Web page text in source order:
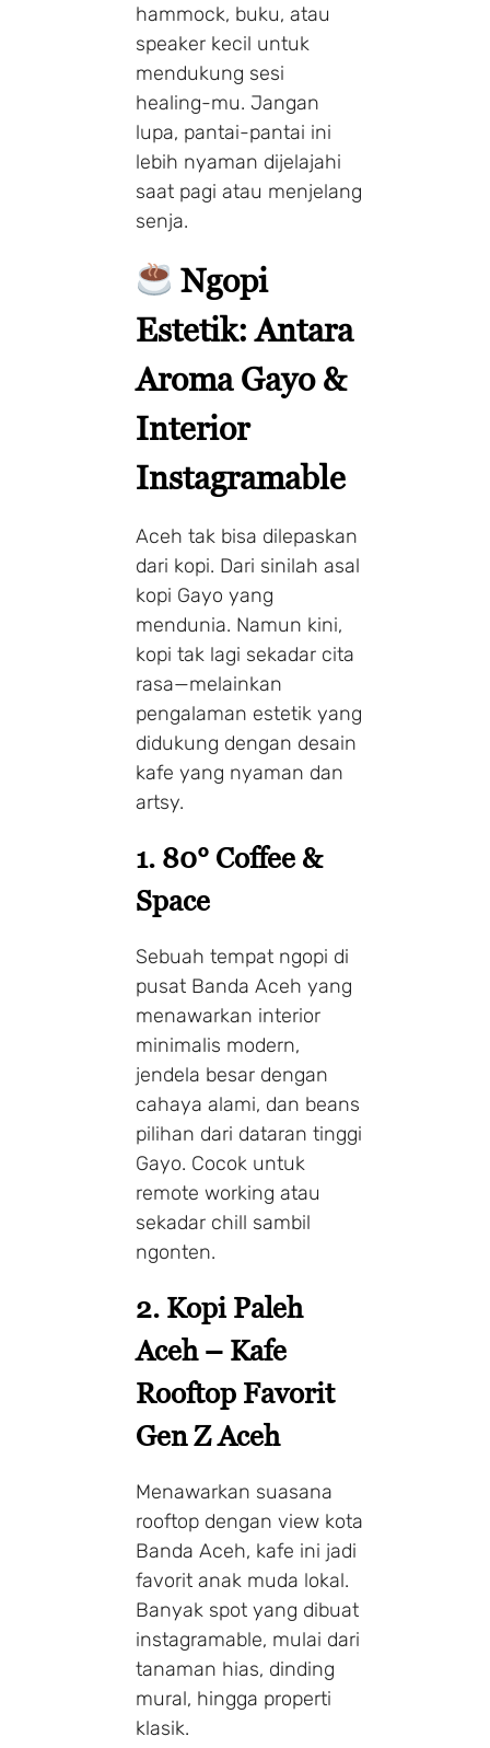
hammock, buku, atau
speaker kecil untuk
mendukung sesi
healing-mu. Jangan
lupa, pantai-pantai ini
lebih nyaman dijelajahi
saat pagi atau menjelang
senja.
Ngopi
Estetik: Antara
Aroma Gayo &
Interior
Instagramable
Aceh tak bisa dilepaskan
dari kopi. Dari sinilah asal
kopi Gayo yang
mendunia. Namun kini,
kopi tak lagi sekadar cita
rasa—melainkan
pengalaman estetik yang
didukung dengan desain
kafe yang nyaman dan
artsy.
1. 80° Coffee &
Space
Sebuah tempat ngopi di
pusat Banda Aceh yang
menawarkan interior
minimalis modern,
jendela besar dengan
cahaya alami, dan beans
pilihan dari dataran tinggi
Gayo. Cocok untuk
remote working atau
sekadar chill sambil
ngonten.
2. Kopi Paleh
Aceh – Kafe
Rooftop Favorit
Gen Z Aceh
Menawarkan suasana
rooftop dengan view kota
Banda Aceh, kafe ini jadi
favorit anak muda lokal.
Banyak spot yang dibuat
instagramable, mulai dari
tanaman hias, dinding
mural, hingga properti
klasik.